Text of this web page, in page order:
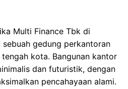
Multi Finance Tbk di
gedung perkantoran
kota. Bangunan kantor
dan futuristik, dengan
pencahayaan alami.